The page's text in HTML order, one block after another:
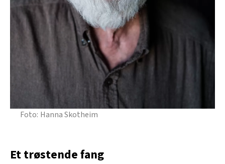
Hanna Skotheim
Et trøstende fang